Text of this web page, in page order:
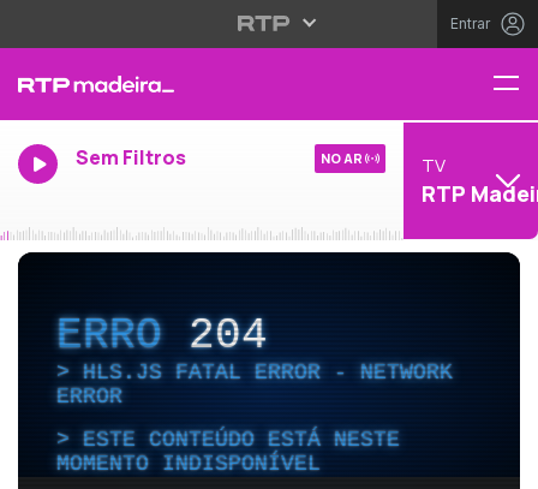
Entrar
Sem Filtros NO AR TV
RTP
ERRO204
HLS.JS FATAL ERROR - NETWORK
ERROR
ESTE CONTEÚDO ESTÁ NESTE
MOMENTO INDISPONÍVEL